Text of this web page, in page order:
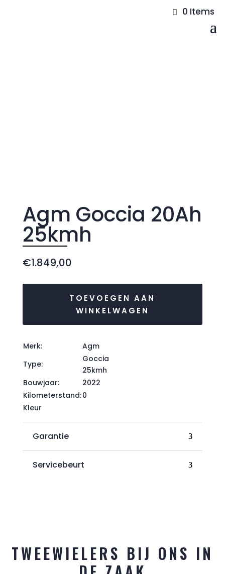
0 Items
Agm Goccia 20Ah
25kmh
€1.849,00
TOEVOEGEN AAN
WINKELWAGEN
Merk:
Agm
Type:
Goccia
25kmh
Bouwjaar:
2022
Kilometerstand:0
Kleur
Garantie
Servicebeurt
TWEEWIELERS BIJ ONS IN